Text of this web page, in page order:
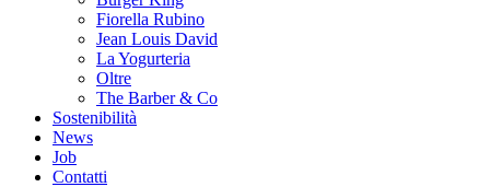
Fiorella Rubino
Jean Louis David
La Yogurteria
Oltre
The Barber & Co
Sostenibilità
News
Job
Contatti